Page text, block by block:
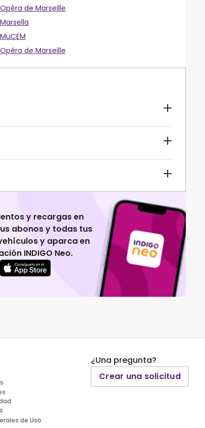
Opéra de Marseille
Marsella
MuCEM
Opéra de Marseille
y recargas en
abonos y todas tus
y aparca en
INDIGO Neo.
de Uso
¿Una pregunta?
Crear una solicitud